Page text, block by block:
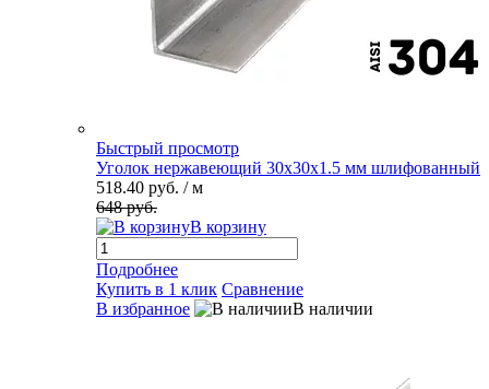
Быстрый просмотр
Уголок нержавеющий 30х30х1.5 мм шлифованный
518.40 руб. / м
648 руб.
В корзину
Подробнее
Купить в 1 клик Сравнение
В избранное
В наличии